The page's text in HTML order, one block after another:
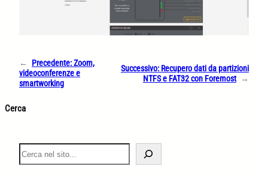
← Precedente:Zoom,
videoconferenze e
smartworking
Successivo: Recupero dati da partizioni
NTFS e FAT32 con Foremost →
Cerca
S
e
a